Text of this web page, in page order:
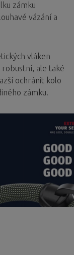
zámku
vázání a
vláken
robustní, ale také
ochránit kolo
zámku.